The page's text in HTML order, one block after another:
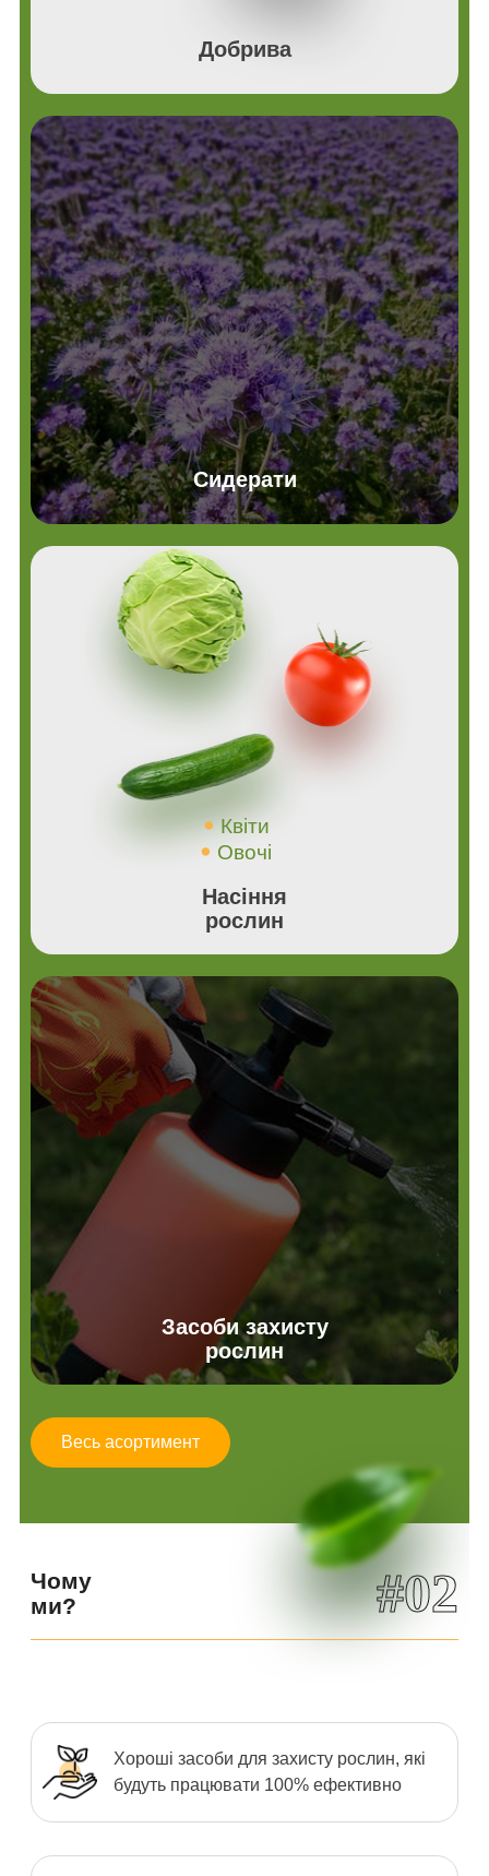
Добрива
Сидерати
Квіти
Овочі
Насіння
рослин
Засоби захисту
рослин
Весь асортимент
Чому
ми?
#02
Хороші засоби для захисту рослин, які
будуть працювати 100% ефективно